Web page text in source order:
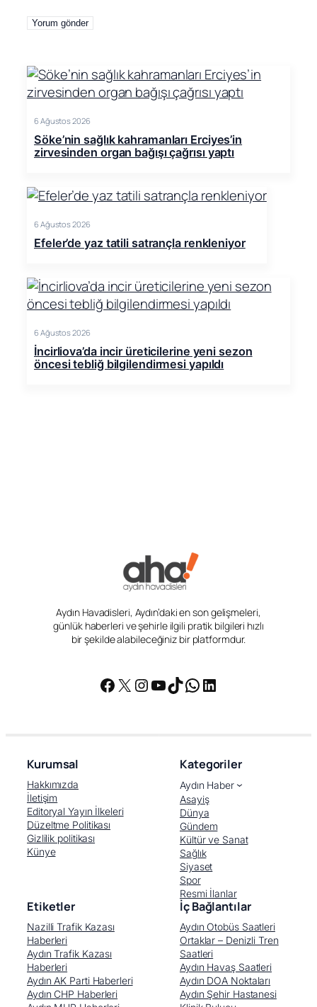
6 Ağustos 2026
Söke’nin sağlık kahramanları Erciyes’in
zirvesinden organ bağışı çağrısı yaptı
6 Ağustos 2026
Efeler’de yaz tatili satrançla renkleniyor
6 Ağustos 2026
İncirliova’da incir üreticilerine yeni sezon
öncesi tebliğ bilgilendirmesi yapıldı
Aydın Havadisleri, Aydın’daki en son gelişmeleri,
günlük haberleri ve şehirle ilgili pratik bilgileri hızlı
bir şekilde alabileceğiniz bir platformdur.
Facebook
X Instagram
YouTube
TikTok
WhatsApp
LinkedIn
Kurumsal
Hakkımızda
İletişim
Editoryal Yayın İlkeleri
Düzeltme Politikası
Gizlilik politikası
Künye
Kategoriler
Aydın Haber
Asayiş
Dünya
Gündem
Kültür ve Sanat
Sağlık
Siyaset
Spor
Resmi İlanlar
Etiketler
Nazilli Trafik Kazası
Haberleri
Aydın Trafik Kazası
Haberleri
Aydın AK Parti Haberleri
Aydın CHP Haberleri
İç Bağlantılar
Aydın Otobüs Saatleri
Ortaklar – Denizli Tren
Saatleri
Aydın Havaş Saatleri
Aydın DOA Noktaları
Aydın Şehir Hastanesi